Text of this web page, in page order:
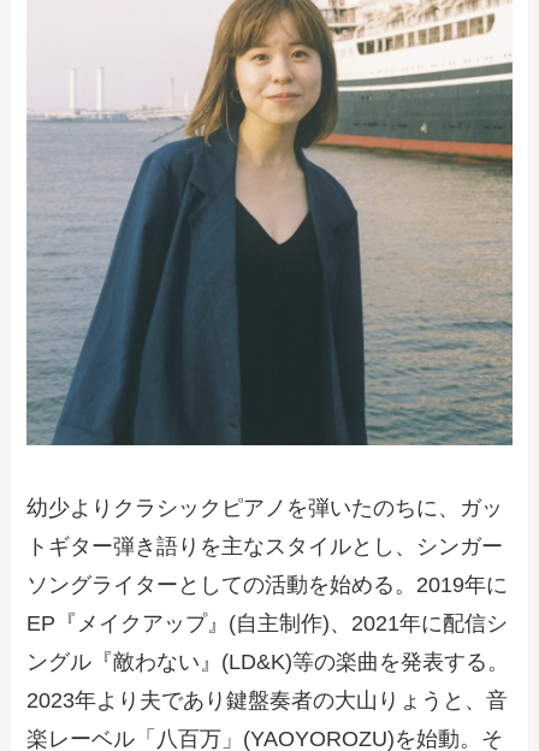
幼少よりクラシックピアノを弾いたのちに、ガッ
トギター弾き語りを主なスタイルとし、シンガー
ソングライターとしての活動を始める。2019年に
EP『メイクアップ』(自主制作)、2021年に配信シ
ングル『敵わない』(LD&K)等の楽曲を発表する。
2023年より夫であり鍵盤奏者の大山りょうと、音
楽レーベル「八百万」(YAOYOROZU)を始動。そ